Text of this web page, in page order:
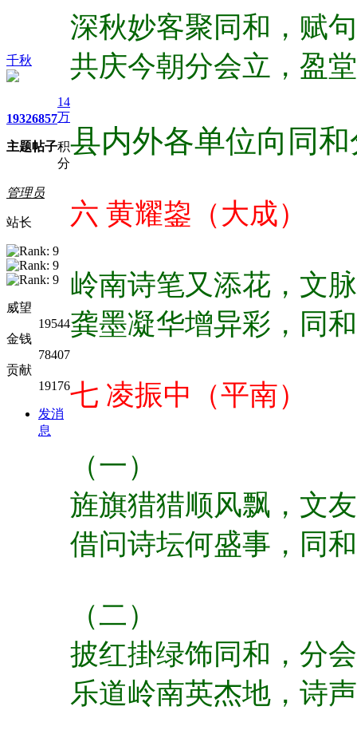
千秋
1932
主题
6857
帖子
14
万
积
分
管理员
站长
威望
19544
金钱
78407
贡献
19176
发消
息
深秋妙客聚同和， 赋
共庆今朝分会立， 盈
县内外各单位向同
六 黄耀鋆（大成）
岭南诗笔又添花， 文
龚墨凝华增异彩， 同
七 凌振中（平南）
（一）
旌旗猎猎顺风飘， 文
借问诗坛何盛事， 同
（二）
披红掛绿饰同和， 分
乐道岭南英杰地， 诗